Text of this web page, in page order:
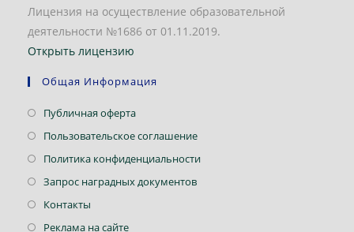
Лицензия на осуществление образовательной
деятельности №1686 от 01.11.2019.
Открыть лицензию
Общая Информация
Публичная офертаОткроется
в
Пользовательское соглашениеОткроется
в
Политика конфиденциальностиОткроется
Запрос наградных документовОткроется
Контакты
в
Реклама на сайтеОткроется